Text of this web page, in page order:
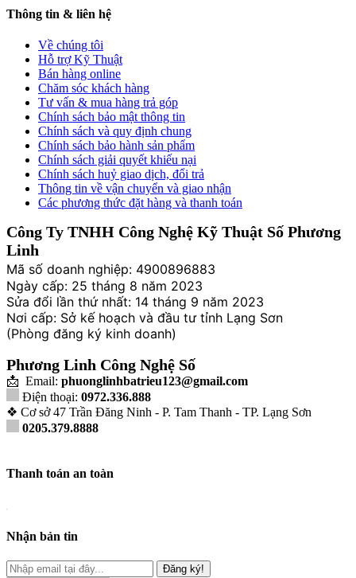
Thông tin & liên hệ
Về chúng tôi
Hỗ trợ Kỹ Thuật
Bán hàng online
Chăm sóc khách hàng
Tư vấn & mua hàng trả góp
Chính sách bảo mật thông tin
Chính sách và quy định chung
Chính sách bảo hành sản phẩm
Chính sách giải quyết khiếu nại
Chính sách huỷ giao dịch, đổi trả
Thông tin về vận chuyển và giao nhận
Các phương thức đặt hàng và thanh toán
Công Ty TNHH Công Nghệ Kỹ Thuật Số Phương
Linh
Mã số doanh nghiệp: 4900896883
Ngày cấp: 25 tháng 8 năm 2023
Sửa đổi lần thứ nhất: 14 tháng 9 năm 2023
Nơi cấp: Sở kế hoạch và đầu tư tỉnh Lạng Sơn
(Phòng đăng ký kinh doanh)
Phương Linh Công Nghệ Số
📩 Email: phuonglinhbatrieu123@gmail.com
Điện thoại: 0972.336.888
❖ Cơ sở 47 Trần Đăng Ninh - P. Tam Thanh - TP. Lạng Sơn
0205.379.8888
Thanh toán an toàn
Nhận bản tin
Đăng ký!